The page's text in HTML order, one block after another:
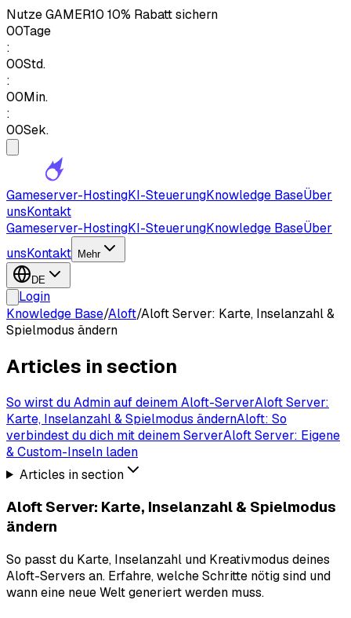
NutzeGAMER10 10% Rabatt sichern
00Tage
:
00Std.
:
00Min.
:
00Sek.
Gameserver-HostingKI-SteuerungKnowledge BaseÜber
unsKontakt
Gameserver-HostingKI-SteuerungKnowledge BaseÜber
unsKontakt Mehr
DE
Login
Knowledge Base/Aloft/Aloft Server: Karte, Inselanzahl &
Spielmodus ändern
Articles in section
So wirst du Admin auf deinem Aloft-ServerAloft Server:
Karte, Inselanzahl & Spielmodus ändernAloft: So
verbindest du dich mit deinem ServerAloft Server: Eigene
& Custom-Inseln laden
Articles in section
Aloft Server: Karte, Inselanzahl & Spielmodus
ändern
So passt du Karte, Inselanzahl und Kreativmodus deines
Aloft-Servers an. Erfahre, welche Schritte nötig sind und
wann eine neue Welt generiert werden muss.